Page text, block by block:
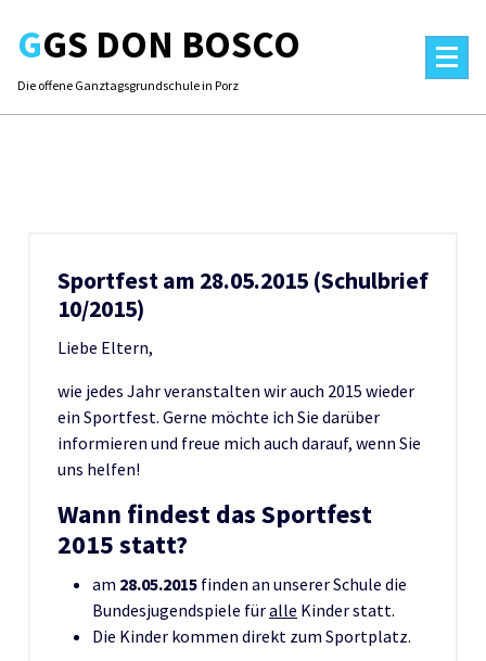
contentGGS DON BOSCO
Die offene Ganztagsgrundschule in Porz
Sportfest am 28.05.2015 (Schulbrief
10/2015)
Liebe Eltern,
wie jedes Jahr veranstalten wir auch 2015 wieder
ein Sportfest. Gerne möchte ich Sie darüber
informieren und freue mich auch darauf, wenn Sie
uns helfen!
Wann findest das Sportfest
2015 statt?
am 28.05.2015 finden an unserer Schule die
Bundesjugendspiele füralle Kinder statt.
Die Kinder kommen direkt zum Sportplatz.